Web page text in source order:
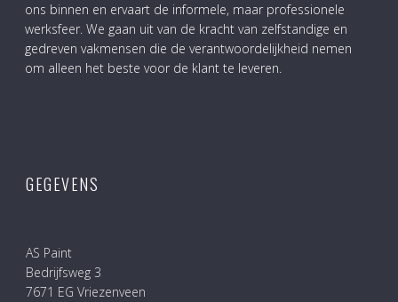
ons binnen en ervaart de informele, maar professionele
werksfeer. We gaan uit van de kracht van zelfstandige en
gedreven vakmensen die de verantwoordelijkheid nemen
om alleen het beste voor de klant te leveren.
GEGEVENS
AS Paint
Bedrijfsweg 3
7671 EG Vriezenveen